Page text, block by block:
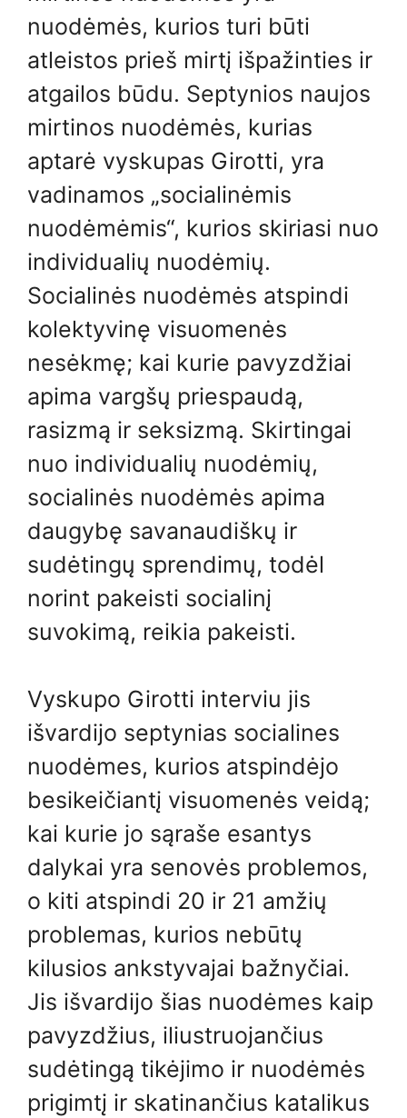
nuodėmės, kurios turi būti
atleistos prieš mirtį išpažinties ir
atgailos būdu. Septynios naujos
mirtinos nuodėmės, kurias
aptarė vyskupas Girotti, yra
vadinamos „socialinėmis
nuodėmėmis“, kurios skiriasi nuo
individualių nuodėmių.
Socialinės nuodėmės atspindi
kolektyvinę visuomenės
nesėkmę; kai kurie pavyzdžiai
apima vargšų priespaudą,
rasizmą ir seksizmą. Skirtingai
nuo individualių nuodėmių,
socialinės nuodėmės apima
daugybę savanaudiškų ir
sudėtingų sprendimų, todėl
norint pakeisti socialinį
suvokimą, reikia pakeisti.
Vyskupo Girotti interviu jis
išvardijo septynias socialines
nuodėmes, kurios atspindėjo
besikeičiantį visuomenės veidą;
kai kurie jo sąraše esantys
dalykai yra senovės problemos,
o kiti atspindi 20 ir 21 amžių
problemas, kurios nebūtų
kilusios ankstyvajai bažnyčiai.
Jis išvardijo šias nuodėmes kaip
pavyzdžius, iliustruojančius
sudėtingą tikėjimo ir nuodėmės
prigimtį ir skatinančius katalikus